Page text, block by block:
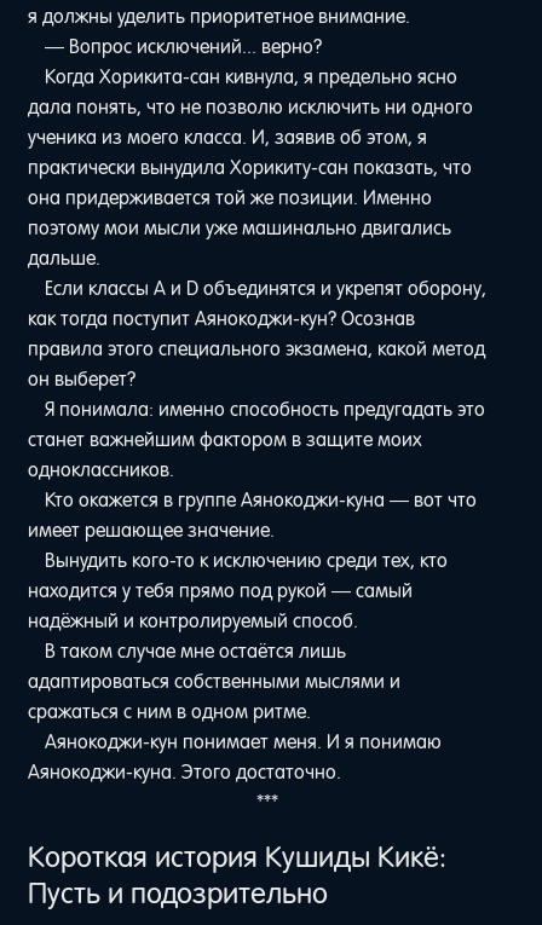
я должны уделить приоритетное внимание.
— Вопрос исключений... верно?
Когда Хорикита-сан кивнула, я предельно ясно
дала понять, что не позволю исключить ни одного
ученика из моего класса. И, заявив об этом, я
практически вынудила Хорикиту-сан показать, что
она придерживается той же позиции. Именно
поэтому мои мысли уже машинально двигались
дальше.
Если классы A и D объединятся и укрепят оборону,
как тогда поступит Аянокоджи-кун? Осознав
правила этого специального экзамена, какой метод
он выберет?
Я понимала: именно способность предугадать это
станет важнейшим фактором в защите моих
одноклассников.
Кто окажется в группе Аянокоджи-куна — вот что
имеет решающее значение.
Вынудить кого-то к исключению среди тех, кто
находится у тебя прямо под рукой — самый
надёжный и контролируемый способ.
В таком случае мне остаётся лишь
адаптироваться собственными мыслями и
сражаться с ним в одном ритме.
Аянокоджи-кун понимает меня. И я понимаю
Аянокоджи-куна. Этого достаточно.
***
Короткая история Кушиды Кикё:
Пусть и подозрительно